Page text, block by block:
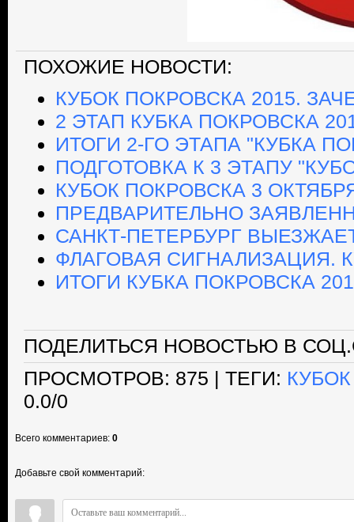
ПОХОЖИЕ НОВОСТИ:
КУБОК ПОКРОВСКА 2015.
2 ЭТАП КУБКА ПОКРОВСКА
ИТОГИ 2-ГО ЭТАПА "КУБКА
ПОДГОТОВКА К 3 ЭТАПУ
КУБОК ПОКРОВСКА 3
ПРЕДВАРИТЕЛЬНО
САНКТ-ПЕТЕРБУРГ
ФЛАГОВАЯ СИГНАЛИЗАЦИЯ.
ИТОГИ КУБКА ПОКРОВСКА
ПОДЕЛИТЬСЯ НОВОСТЬЮ В
ПРОСМОТРОВ: 875 | ТЕГИ:
0.0/0
Всего комментариев: 0
Добавьте свой комментарий: